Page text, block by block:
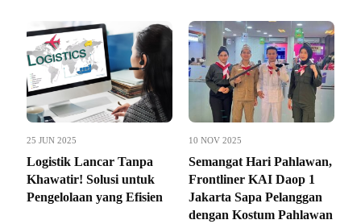
25 JUN 2025
Logistik Lancar Tanpa
Khawatir! Solusi untuk
Pengelolaan yang Efisien
10 NOV 2025
Semangat Hari Pahlawan,
Frontliner KAI Daop 1
Jakarta Sapa Pelanggan
dengan Kostum Pahlawan